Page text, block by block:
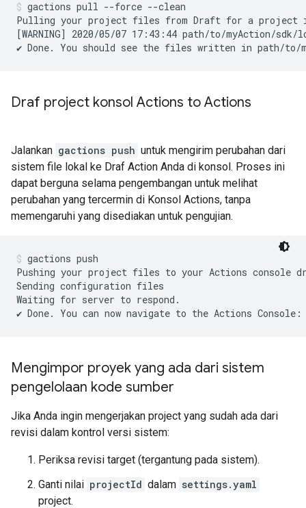
gactions pull --force --clean
Pulling your project files from Draft for a project
[WARNING] 2020/05/07 17:43:44 path/to/
Draf project konsol Actions to Actions
Jalankan gactions push untuk mengirim perubahan dari
sistem file lokal ke Draf Action Anda di konsol. Proses ini
dapat berguna selama pengembangan untuk melihat
perubahan yang tercermin di Konsol Actions, tanpa
memengaruhi yang disediakan untuk pengujian.
gactions push
Pushing your project files to your Actions
Sending configuration files
Waiting for server to respond.
Mengimpor proyek yang ada dari sistem
pengelolaan kode sumber
Jika Anda ingin mengerjakan project yang sudah ada dari
revisi dalam kontrol versi sistem:
Periksa revisi target (tergantung pada sistem).
Ganti nilai projectId dalam settings.yaml
project.